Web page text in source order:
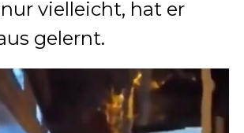
vielleicht, hat er
gelernt.